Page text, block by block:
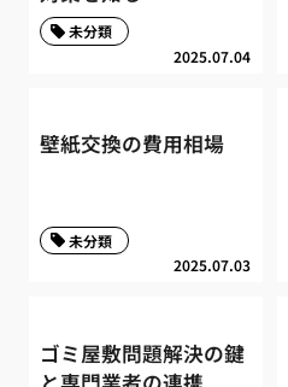
2025.07.04
未分類
壁紙交換の費用相場
2025.07.03
未分類
ゴミ屋敷問題解決の鍵